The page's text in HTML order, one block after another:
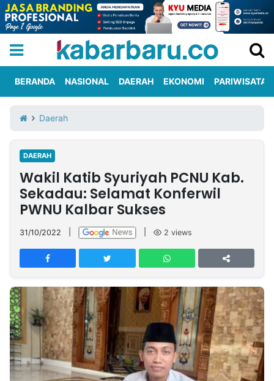
Iklan
Berita
Kami
Nasional
International
Olahraga
Entertainment
Daerah
Pariwisata
Kuliner
Kolom
Network
PT
TREETAN
INDONESIA
Partner
Insight
NTB
Suara
Time
Lens
IDN
Daily
Jogja
Jalan
Rakyat
Idealita
News
Kita
Notice
Radar
Baru
Seedbacklink
BERANDA NASIONAL DAERAH EKONOMI PARIWISATA
Daerah
DAERAH
Wakil Katib Syuriyah PCNU Kab.
Sekadau: Selamat Konferwil
PWNU Kalbar Sukses
31/10/2022 2 views